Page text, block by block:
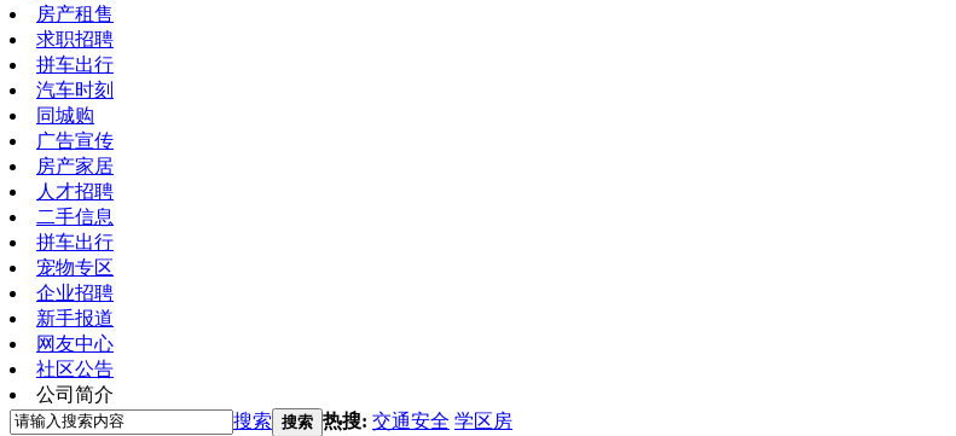
房产租售
求职招聘
拼车出行
汽车时刻
同城购
广告宣传
房产家居
人才招聘
二手信息
拼车出行
宠物专区
企业招聘
新手报道
网友中心
社区公告
公司简介
搜索 搜索 热搜: 交通安全 学区房